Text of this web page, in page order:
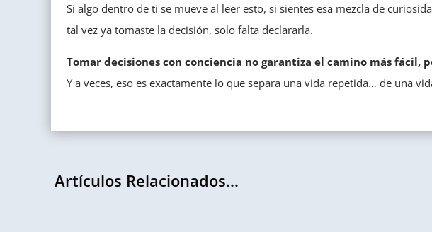
Si algo dentro de ti se mueve al leer esto, si sientes esa mezcla de
tal vez ya tomaste la decisión, solo falta declararla.
Tomar decisiones con conciencia no garantiza el camino más fácil,
Y a veces, eso es exactamente lo que separa una vida repetida… de una
Artículos Relacionados…